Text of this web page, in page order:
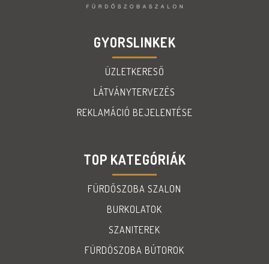
GYORSLINKEK
ÜZLETKERESŐ
LÁTVÁNYTERVEZÉS
REKLAMÁCIÓ BEJELENTÉSE
TOP KATEGÓRIÁK
FÜRDŐSZOBA SZALON
BURKOLATOK
SZANITEREK
FÜRDÖSZOBA BÚTOROK